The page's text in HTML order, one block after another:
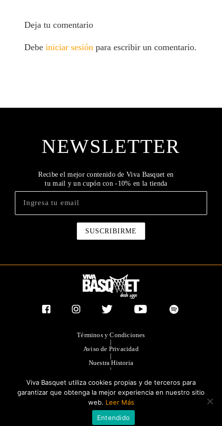
Deja tu comentario
Debeiniciar sesiónpara escribir un comentario.
NEWSLETTER
Recibe el mejor contenido de Viva Basquet en
tu mail y un cupón con -10% en la tienda
Términos y Condiciones
|
Aviso de Privacidad
|
Nuestra Historia
|
|
Publicidad
®TODOS LOS DERECHOS RESERVADOS 2023. GRUPO OLIMPIA
EDITORES.
Viva Basquet utiliza cookies propias y de terceros para
garantizar que obtenga la mejor experiencia en nuestro sitio
web. Leer Más
Entendido